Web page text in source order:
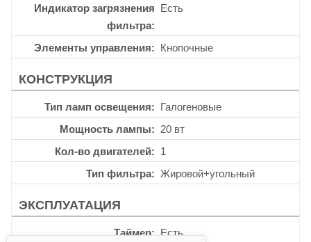
Индикатор загрязнения
фильтра
Есть
Элементы управления Кнопочные
КОНСТРУКЦИЯ
Тип ламп освещения
Галогеновые
Мощность лампы
20 вт
Кол-во двигателей
1
Тип фильтра
Жировой+угольный
ЭКСПЛУАТАЦИЯ
Таймер
Есть